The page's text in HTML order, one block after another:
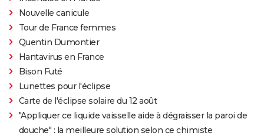
Nouvelle canicule
Tour de France femmes
Quentin Dumontier
Hantavirus en France
Bison Futé
Lunettes pour l'éclipse
Carte de l'éclipse solaire du 12 août
"Appliquer ce liquide vaisselle aide à dégraisser la paroi de
douche" : la meilleure solution selon ce chimiste